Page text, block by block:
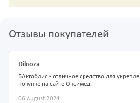
Отзывы покупателей
Dilnoza
БАктоблис - отличное средство для
покупке на сайте Оксимед.
06 August 2024